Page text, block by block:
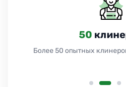
24
Работаем 24 часа без